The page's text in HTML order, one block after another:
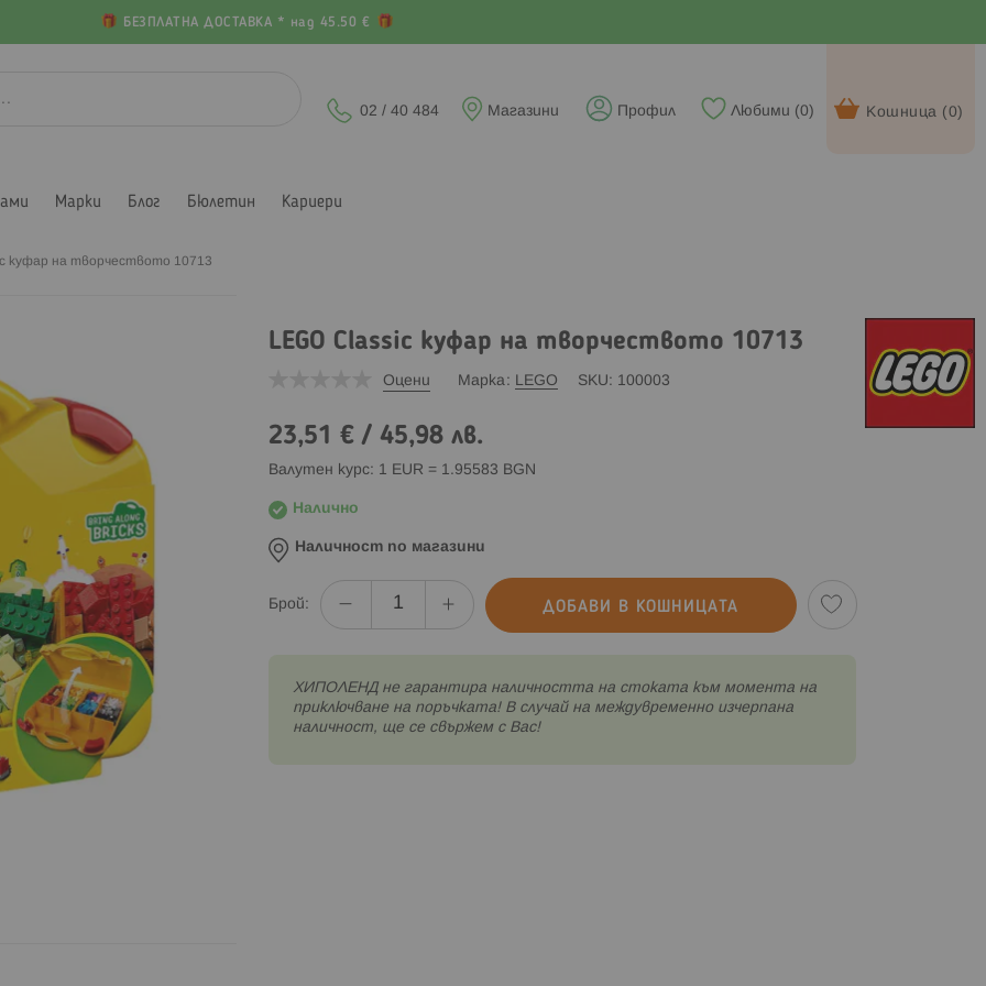
БЕЗПЛАТНА ДОСТАВКА * над 45.50 €
Кошница (0)
Любими (0)
Профил
Магазини
02 / 40 484
Марки Блог Бюлетин Кариери
куфар на творчеството 10713
LEGO Classic куфар на творчеството 10713
Оцени Марка LEGO SKU 100003
23,51 €/ 45,98 лв.
Валутен курс: 1 EUR = 1.95583 BGN
Налично
Наличност по магазини
Брой: ДОБАВИ В КОШНИЦАТА
XИПОЛЕНД не гарантира наличността на стоката към момента на
приключване на поръчката! В случай на междувременно изчерпана
наличност, ще се свържем с Вас!